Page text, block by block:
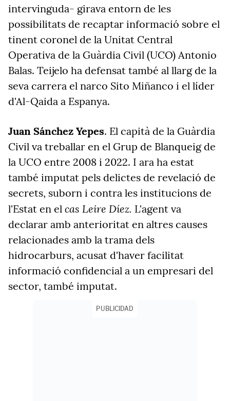
intervinguda- girava entorn de les
possibilitats de recaptar informació sobre el
tinent coronel de la Unitat Central
Operativa de la Guàrdia Civil (UCO) Antonio
Balas. Teijelo ha defensat també al llarg de la
seva carrera el narco Sito Miñanco i el líder
d'Al-Qaida a Espanya.
Juan Sánchez Yepes. El capità de la Guàrdia
Civil va treballar en el Grup de Blanqueig de
la UCO entre 2008 i 2022. I ara ha estat
també imputat pels delictes de revelació de
secrets, suborn i contra les institucions de
l'Estat en el cas Leire Díez. L'agent va
declarar amb anterioritat en altres causes
relacionades amb la trama dels
hidrocarburs, acusat d'haver facilitat
informació confidencial a un empresari del
sector, també imputat.
PUBLICIDAD